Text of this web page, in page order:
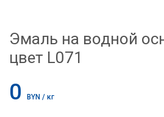
Эмаль на водной
цвет L071
0 BYN / кг